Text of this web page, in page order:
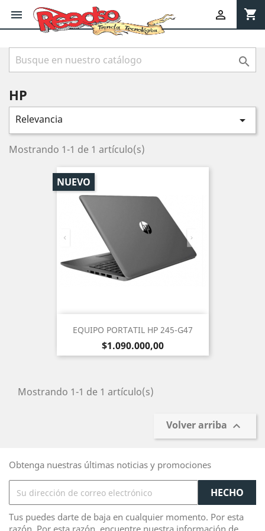
 shopping_cart


HP
Relevancia 
Mostrando 1-1 de 1 artículo(s)
EQUIPO PORTATIL HP 245-G47
Precio
$1.090.000,00
NUEVO
Mostrando 1-1 de 1 artículo(s)
Volver arriba 
Obtenga nuestras últimas noticias y promociones
Tus puedes darte de baja en cualquier momento. Por esta
razón, Por esta razón, encuentre nuestra información de